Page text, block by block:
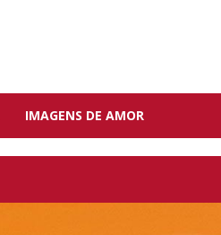
IMAGENS DE AMOR